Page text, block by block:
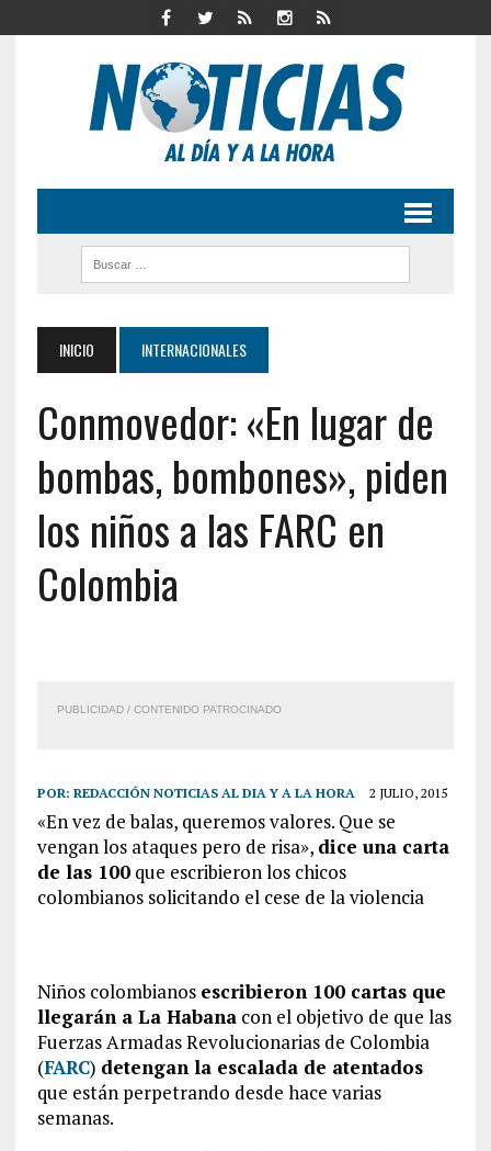
INICIO INTERNACIONALES
Conmovedor: «En lugar de
bombas, bombones», piden
los niños a las FARC en
Colombia
PUBLICIDAD / CONTENIDO PATROCINADO
POR: REDACCIÓN NOTICIAS AL DIA Y A LA HORA 2 JULIO, 2015
«En vez de balas, queremos valores. Que se
vengan los ataques pero de risa», dice una carta
de las 100que escribieron los chicos
colombianos solicitando el cese de la violencia
Niños colombianos escribieron 100 cartas que
llegarán a La Habanacon el objetivo de que las
Fuerzas Armadas Revolucionarias de Colombia
(FARC) detengan la escalada de atentados
que están perpetrando desde hace varias
semanas.